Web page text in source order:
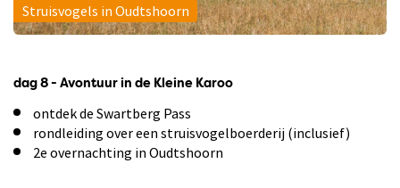
Struisvogels in Oudtshoorn
dag 8 - Avontuur in de Kleine Karoo
ontdek de Swartberg Pass
rondleiding over een struisvogelboerderij (inclusief)
2e overnachting in Oudtshoorn